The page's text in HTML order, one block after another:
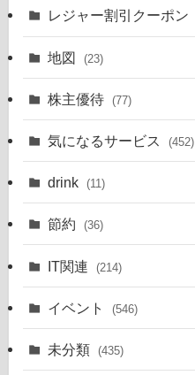
レジャー割引クーポン
地図 (23)
株主優待 (77)
気になるサービス (452)
drink (11)
節約 (36)
IT関連 (214)
イベント (546)
未分類 (435)